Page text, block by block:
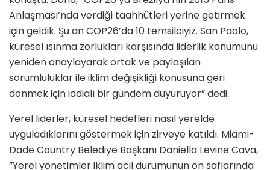
Anlaşması’nda verdiği taahhütleri yerine getirmek
için geldik. Şu an COP26’da 10 temsilciyiz. San Paolo,
küresel ısınma zorlukları karşısında liderlik konumunu
yeniden onaylayarak ortak ve paylaşılan
sorumluluklar ile iklim değişikliği konusuna geri
dönmek için iddialı bir gündem duyuruyor” dedi.
Yerel liderler, küresel hedefleri nasıl yerelde
uyguladıklarını göstermek için zirveye katıldı. Miami-
Dade Country Belediye Başkanı Daniella Levine Cava,
”Yerel yönetimler iklim acil durumunun ön saflarında